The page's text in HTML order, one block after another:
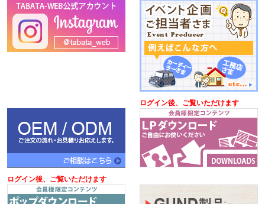
ログイン後、ご覧いただけます
ログイン後、ご覧いただけます